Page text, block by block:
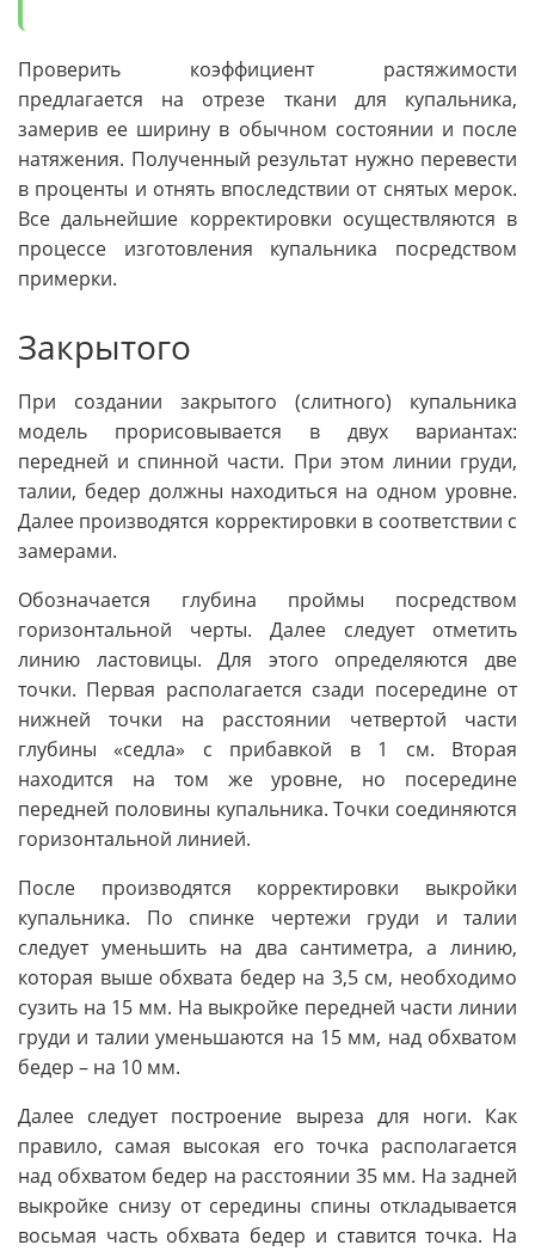
Проверить коэффициент растяжимости
предлагается на отрезе ткани для купальника,
замерив ее ширину в обычном состоянии и после
натяжения. Полученный результат нужно перевести
в проценты и отнять впоследствии от снятых мерок.
Все дальнейшие корректировки осуществляются в
процессе изготовления купальника посредством
примерки.
Закрытого
При создании закрытого (слитного) купальника
модель прорисовывается в двух вариантах:
передней и спинной части. При этом линии груди,
талии, бедер должны находиться на одном уровне.
Далее производятся корректировки в соответствии с
замерами.
Обозначается глубина проймы посредством
горизонтальной черты. Далее следует отметить
линию ластовицы. Для этого определяются две
точки. Первая располагается сзади посередине от
нижней точки на расстоянии четвертой части
глубины «седла» с прибавкой в 1 см. Вторая
находится на том же уровне, но посередине
передней половины купальника. Точки соединяются
горизонтальной линией.
После производятся корректировки выкройки
купальника. По спинке чертежи груди и талии
следует уменьшить на два сантиметра, а линию,
которая выше обхвата бедер на 3,5 см, необходимо
сузить на 15 мм. На выкройке передней части линии
груди и талии уменьшаются на 15 мм, над обхватом
бедер – на 10 мм.
Далее следует построение выреза для ноги. Как
правило, самая высокая его точка располагается
над обхватом бедер на расстоянии 35 мм. На задней
выкройке снизу от середины спины откладывается
восьмая часть обхвата бедер и ставится точка. На